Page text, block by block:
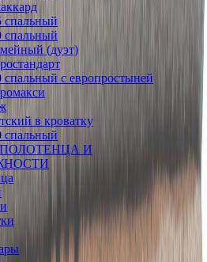
спальный
спальный
(дуэт)
спальный с европростыней
в кроватку
спальный
И